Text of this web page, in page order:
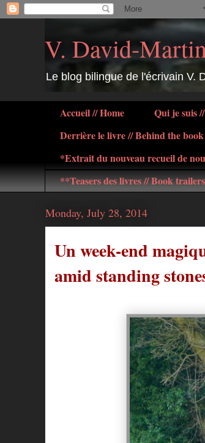
V. David-
Le blog bilingue de l'écrivain V.
Accueil // Home Qui je suis
Derrière le livre // Behind the book
*Extrait du nouveau recueil de
**Teasers des livres // Book
Monday, July 28, 2014
Un week-end
amid standing